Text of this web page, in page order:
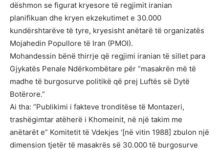
dëshmon se figurat kryesore të regjimit iranian
planifikuan dhe kryen ekzekutimet e 30.000
kundërshtarëve të tyre, kryesisht anëtarë të organizatës
Mojahedin Popullore të Iran (PMOI).
Mohandessin bënë thirrje që regjimi iranian të sillet para
Gjykatës Penale Ndërkombëtare për “masakrën më të
madhe të burgosurve politikë që prej Luftës së Dytë
Botërore.”
Ai tha: “Publikimi i fakteve tronditëse të Montazeri,
trashëgimtar atëherë i Khomeinit, në një takim me
anëtarët e” Komitetit të Vdekjes ‘[në vitin 1988] zbulon një
dimension tjetër të masakrës së 30.000 të burgosurve